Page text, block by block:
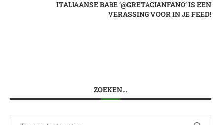
ITALIAANSE BABE ‘@GRETACIANFANO’ IS EEN
VERASSING VOOR IN JE FEED!
ZOEKEN…